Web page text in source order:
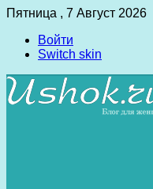
Пятница , 7 Август 2026
Войти
Switch skin